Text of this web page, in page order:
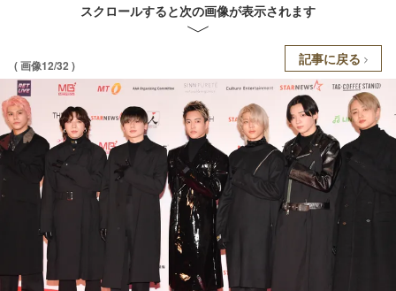
スクロールすると次の画像が表示されます
( 画像12/32 ) 記事に戻る